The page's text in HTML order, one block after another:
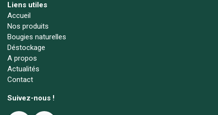
Liens utiles
Accueil
Nos produits
Bougies naturelles
Déstockage
A propos
Actualités
Contact
Suivez-nous !